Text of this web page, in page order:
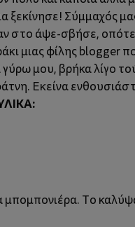
ξεκίνησε! Σύμμαχός
στο άψε-σβήσε,
μιας φίλης blogger
μου, βρήκα λίγο
Εκείνα
Το